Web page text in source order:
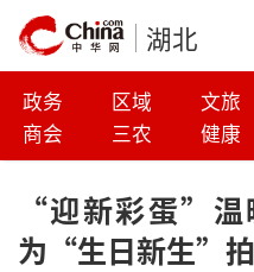
湖北
政务 区域 文旅
商会
三农 健康
“迎新彩蛋”温
为“生日新生”